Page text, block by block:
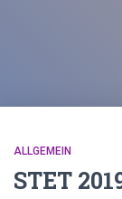
ALLGEMEIN
STET